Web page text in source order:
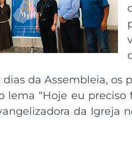
dias da Assembleia,
lema “Hoje eu preciso
da Igreja